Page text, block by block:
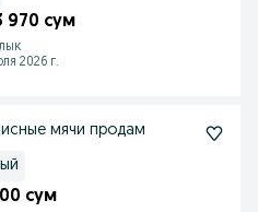
970 сум
2026 г.
мячи продам
сум